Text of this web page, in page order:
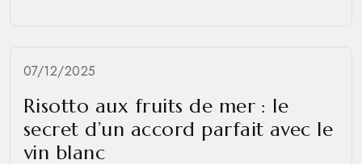
07/12/2025
Risotto aux fruits de mer : le
secret d’un accord parfait avec le
vin blanc